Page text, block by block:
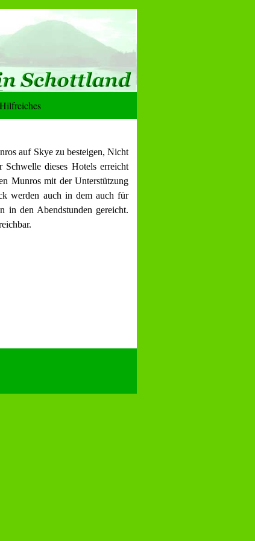
Hilfreiches
auf Skye zu besteigen, Nicht
dieses Hotels erreicht
Munros mit der Unterstützung
werden auch in dem auch für
in den Abendstunden gereicht.